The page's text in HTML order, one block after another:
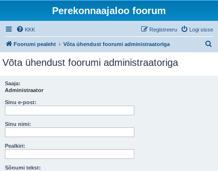
Perekonnaajaloo foorum
KKK Logi sisse
Registreeru
Foorumi pealeht Võta ühendust foorumi administraatoriga
Võta ühendust foorumi administraatoriga
Saaja:
Administraator
Sinu e-post:
Sinu nimi:
Pealkiri:
Sõnumi tekst: